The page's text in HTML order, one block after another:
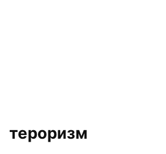
тероризм